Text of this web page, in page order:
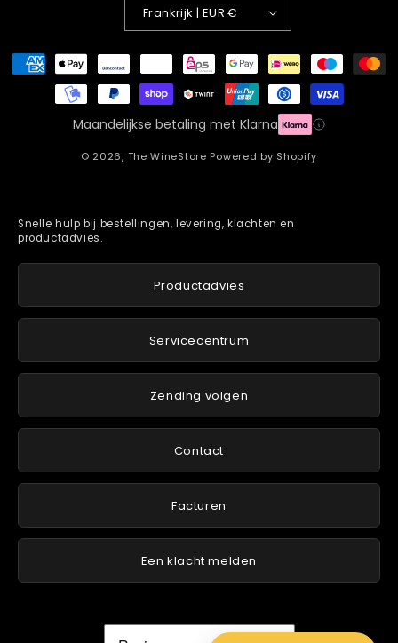
Frankrijk | EUR €
Betaalmethoden
Maandelijkse betaling met Klarna
© 2026, The WineStore Powered by Shopify
Snelle hulp bij bestellingen, levering, klachten en
productadvies.
Productadvies
Servicecentrum
Zending volgen
Contact
Facturen
Een klacht melden